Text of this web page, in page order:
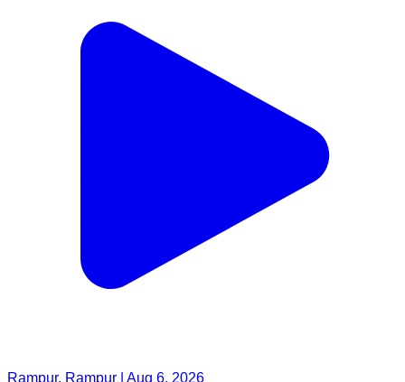
Rampur, Rampur | Aug 6, 2026